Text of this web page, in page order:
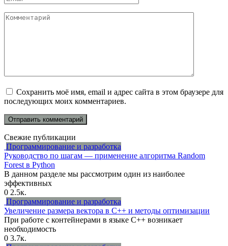
*
Комментарий
Сохранить моё имя, email и адрес сайта в этом браузере для
последующих моих комментариев.
Свежие публикации
Программирование и разработка
Руководство по шагам — применение алгоритма Random
Forest в Python
В данном разделе мы рассмотрим один из наиболее
эффективных
0 2.5к.
Программирование и разработка
Увеличение размера вектора в C++ и методы оптимизации
При работе с контейнерами в языке C++ возникает
необходимость
0 3.7к.